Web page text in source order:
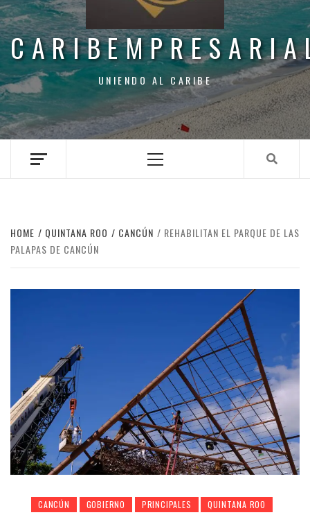
UNIENDO AL CARIBE
Menu
HOME QUINTANA ROO CANCÚN
REHABILITAN EL PARQUE DE LAS
PALAPAS DE CANCÚN
CANCÚN GOBIERNO PRINCIPALES QUINTANA ROO